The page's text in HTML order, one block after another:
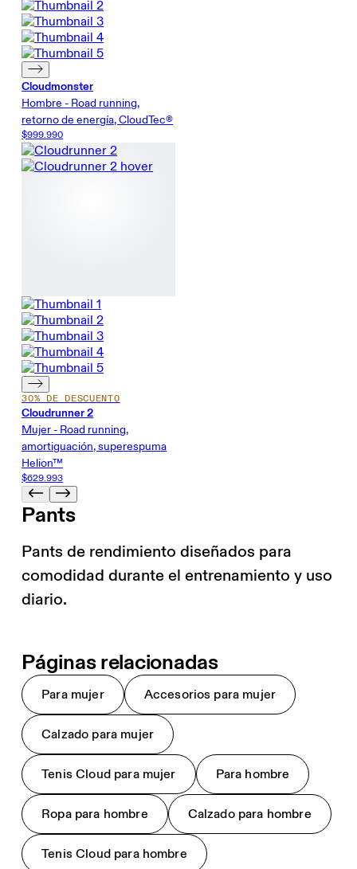
Cloudmonster
Hombre - Road running,
retorno de energía, CloudTec®
$999.990
30% DE DESCUENTO
Cloudrunner 2
Mujer - Road running,
amortiguación, superespuma
Helion™
$629.993
Pants
Pants de rendimiento diseñados para
comodidad durante el entrenamiento y uso
diario.
Páginas relacionadas
Para mujer Accesorios para mujer
Calzado para mujer
Tenis Cloud para mujer Para hombre
Ropa para hombre Calzado para hombre
Tenis Cloud para hombre